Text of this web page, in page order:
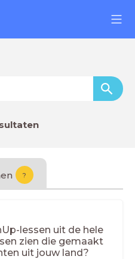
?
lessen uit de hele
zien die gemaakt
uit jouw land?